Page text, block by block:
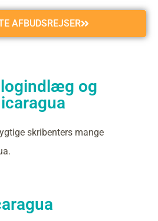
AFBUDSREJSER
og
skribenters mange